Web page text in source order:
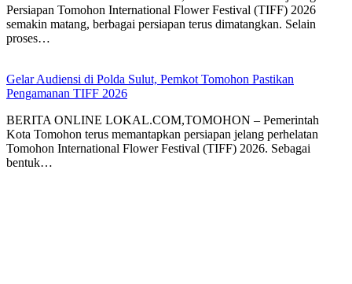
Persiapan Tomohon International Flower Festival (TIFF) 2026
semakin matang, berbagai persiapan terus dimatangkan. Selain
proses…
Gelar Audiensi di Polda Sulut, Pemkot Tomohon Pastikan
Pengamanan TIFF 2026
BERITA ONLINE LOKAL.COM,TOMOHON – Pemerintah
Kota Tomohon terus memantapkan persiapan jelang perhelatan
Tomohon International Flower Festival (TIFF) 2026. Sebagai
bentuk…